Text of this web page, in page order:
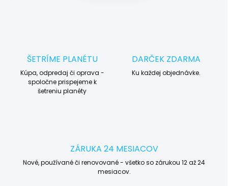
ŠETRÍME PLANÉTU
Kúpa, odpredaj či oprava -
spoločne prispejeme k
šetreniu planéty
DARČEK ZDARMA
Ku každej objednávke.
ZÁRUKA 24 MESIACOV
Nové, používané či renovované - všetko so zárukou 12 až 24
mesiacov.